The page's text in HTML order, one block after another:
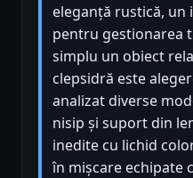
eleganță rustică, un
pentru gestionarea
simplu un obiect
clepsidră este
analizat diverse
nisip și suport din
inedite cu lichid
în mișcare echipate